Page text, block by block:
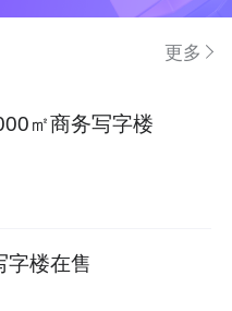
更多
㎡商务写字楼
字楼在售